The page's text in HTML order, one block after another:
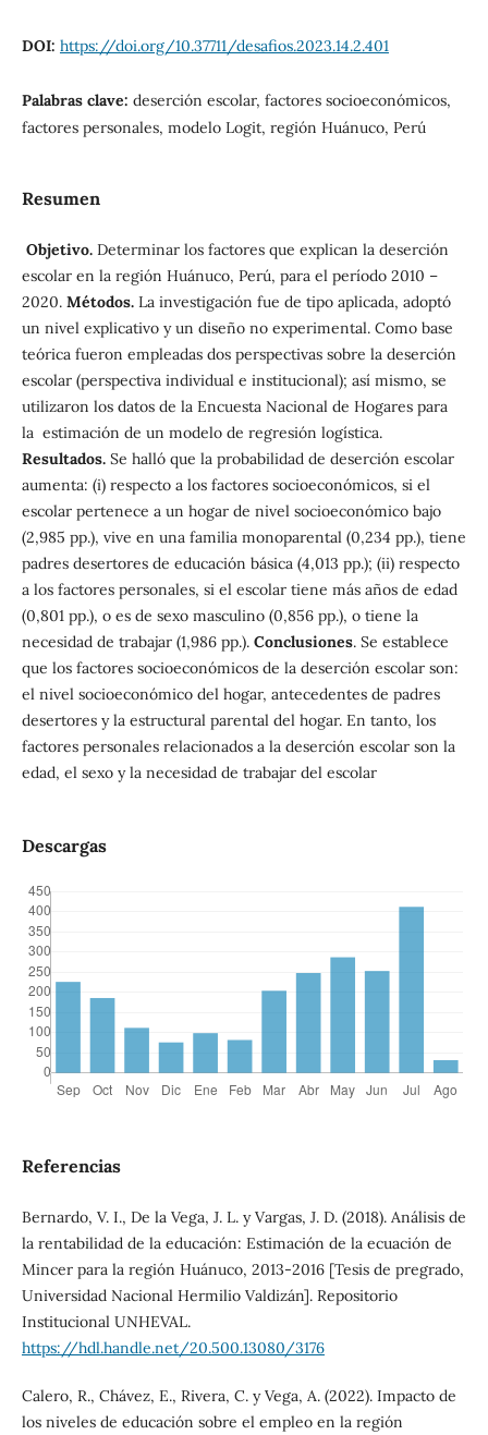
DOI: https://doi.org/10.37711/desafios.2023.14.2.401
Palabras clave: deserción escolar, factores socioeconómicos,
factores personales, modelo Logit, región Huánuco, Perú
Resumen
Objetivo. Determinar los factores que explican la deserción
escolar en la región Huánuco, Perú, para el período 2010 –
2020. Métodos. La investigación fue de tipo aplicada, adoptó
un nivel explicativo y un diseño no experimental. Como base
teórica fueron empleadas dos perspectivas sobre la deserción
escolar (perspectiva individual e institucional); así mismo, se
utilizaron los datos de la Encuesta Nacional de Hogares para
la estimación de un modelo de regresión logística.
Resultados. Se halló que la probabilidad de deserción escolar
aumenta: (i) respecto a los factores socioeconómicos, si el
escolar pertenece a un hogar de nivel socioeconómico bajo
(2,985 pp.), vive en una familia monoparental (0,234 pp.), tiene
padres desertores de educación básica (4,013 pp.); (ii) respecto
a los factores personales, si el escolar tiene más años de edad
(0,801 pp.), o es de sexo masculino (0,856 pp.), o tiene la
necesidad de trabajar (1,986 pp.). Conclusiones. Se establece
que los factores socioeconómicos de la deserción escolar son:
el nivel socioeconómico del hogar, antecedentes de padres
desertores y la estructural parental del hogar. En tanto, los
factores personales relacionados a la deserción escolar son la
edad, el sexo y la necesidad de trabajar del escolar
Descargas
Referencias
Bernardo, V. I., De la Vega, J. L. y Vargas, J. D. (2018). Análisis de
la rentabilidad de la educación: Estimación de la ecuación de
Mincer para la región Huánuco, 2013-2016 [Tesis de pregrado,
Universidad Nacional Hermilio Valdizán]. Repositorio
Institucional UNHEVAL.
https://hdl.handle.net/20.500.13080/3176
Calero, R., Chávez, E., Rivera, C. y Vega, A. (2022). Impacto de
los niveles de educación sobre el empleo en la región